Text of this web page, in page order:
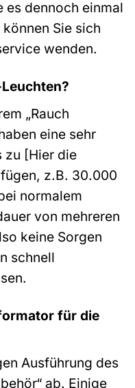
es dennoch einmal
Sie sich
wenden.
„Rauch
eine sehr
zu [Hier die
z.B. 30.000
normalem
von mehreren
keine Sorgen
schnell
für die
Ausführung des
ab. Einige